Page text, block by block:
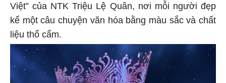
Việt” của NTK Triệu Lệ Quân, nơi mỗi người đẹp
kể một câu chuyện văn hóa bằng màu sắc và chất
liệu thổ cẩm.